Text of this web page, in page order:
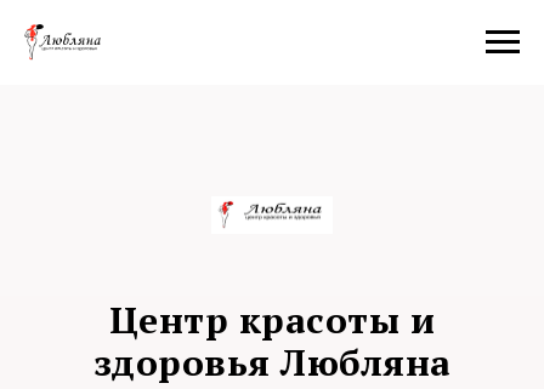
Центр красоты и
здоровья Любляна